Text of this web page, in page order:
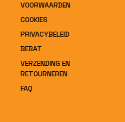
VOORWAARDEN
COOKIES
PRIVACYBELEID
BEBAT
VERZENDING EN
RETOURNEREN
FAQ